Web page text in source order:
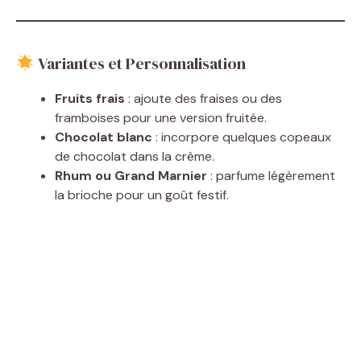
Variantes et Personnalisation
Fruits frais : ajoute des fraises ou des
framboises pour une version fruitée.
Chocolat blanc : incorpore quelques copeaux
de chocolat dans la crème.
Rhum ou Grand Marnier : parfume légèrement
la brioche pour un goût festif.